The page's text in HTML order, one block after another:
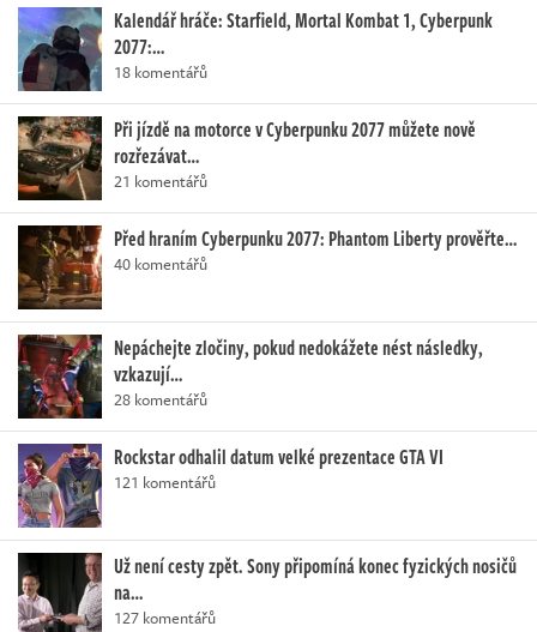
Kalendář hráče: Starfield, Mortal Kombat 1, Cyberpunk
2077:…
18 komentářů
Při jízdě na motorce v Cyberpunku 2077 můžete nově
rozřezávat…
21 komentářů
Před hraním Cyberpunku 2077: Phantom Liberty prověřte…
40 komentářů
Nepáchejte zločiny, pokud nedokážete nést následky,
vzkazují…
28 komentářů
Rockstar odhalil datum velké prezentace GTA VI
121 komentářů
Už není cesty zpět. Sony připomíná konec fyzických nosičů
na…
127 komentářů